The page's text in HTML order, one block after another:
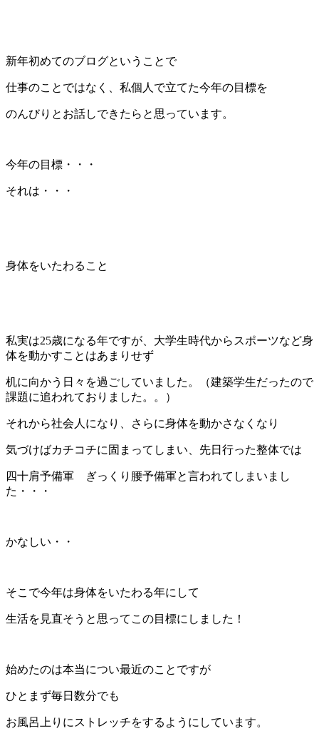
新年初めてのブログということで
仕事のことではなく、私個人で立てた今年の目標を
のんびりとお話しできたらと思っています。
今年の目標・・・
それは・・・
身体をいたわること
私実は25歳になる年ですが、大学生時代からスポーツなど身
体を動かすことはあまりせず
机に向かう日々を過ごしていました。（建築学生だったので
課題に追われておりました。。）
それから社会人になり、さらに身体を動かさなくなり
気づけばカチコチに固まってしまい、先日行った整体では
四十肩予備軍 ぎっくり腰予備軍と言われてしまいまし
た・・・
かなしい・・
そこで今年は身体をいたわる年にして
生活を見直そうと思ってこの目標にしました！
始めたのは本当につい最近のことですが
ひとまず毎日数分でも
お風呂上りにストレッチをするようにしています。